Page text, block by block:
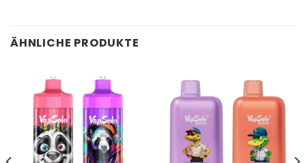
ÄHNLICHE PRODUKTE